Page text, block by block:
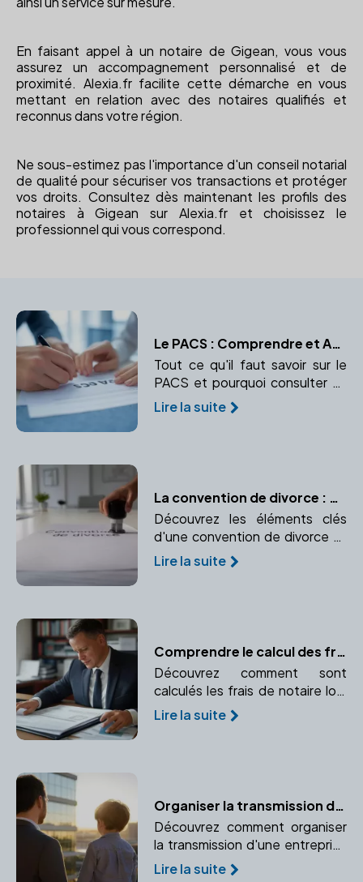
En faisant appel à un notaire de Gigean, vous vous
assurez un accompagnement personnalisé et de
proximité. Alexia.fr facilite cette démarche en vous
mettant en relation avec des notaires qualifiés et
reconnus dans votre région.
Ne sous-estimez pas l'importance d'un conseil notarial
de qualité pour sécuriser vos transactions et protéger
vos droits. Consultez dès maintenant les profils des
notaires à Gigean sur Alexia.fr et choisissez le
professionnel qui vous correspond.
Le PACS : Comprendre et Agir avec l'Aide d'un Notaire
Tout ce qu'il faut savoir sur le
PACS et pourquoi consulter un
notaire est essentiel.
Lire la suite
La convention de divorce : Contenu et validation
Découvrez les éléments clés
d'une convention de divorce et
les étapes pour sa validation par
Lire la suite
Comprendre le calcul des frais de notaire lors d'une transaction immobilière
Découvrez comment sont
calculés les frais de notaire lors
d'une transaction immobilière.
Comprendre les taxes et
Lire la suite
Organiser la transmission d'une entreprise familiale avec un notaire
Découvrez comment organiser
la transmission d'une entreprise
familiale avec l'aide d'un notaire.
Lire la suite